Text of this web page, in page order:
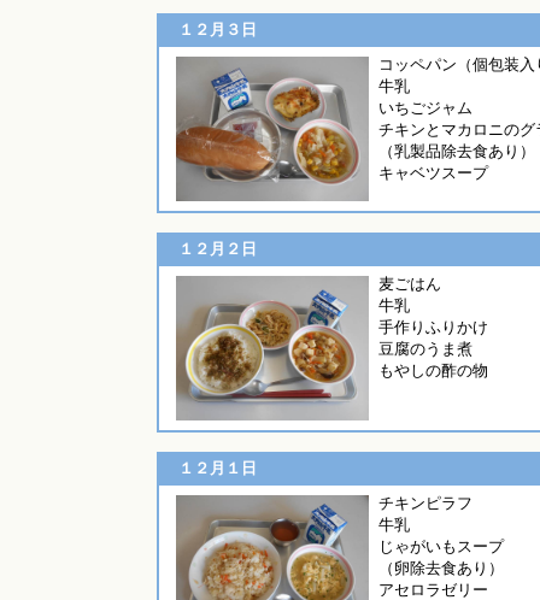
１２月３日
コッペパン（個
牛乳
いちごジャム
チキンとマカロニのグ
（乳製品除去食あり）
キャベツスープ
１２月２日
麦ごはん
牛乳
手作りふりかけ
豆腐のうま煮
もやしの酢の物
１２月１日
チキンピラフ
牛乳
じゃがいもスープ
（卵除去食あり）
アセロラゼリー